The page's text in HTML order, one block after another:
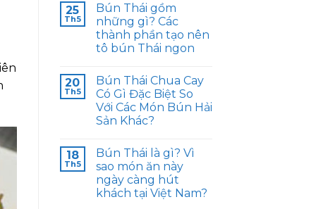
25
Th5
Bún Thái gồm
những gì? Các
thành phần tạo nên
tô bún Thái ngon
20
Th5
Bún Thái Chua Cay
Có Gì Đặc Biệt So
Với Các Món Bún Hải
Sản Khác?
18
Th5
Bún Thái là gì? Vì
sao món ăn này
ngày càng hút
khách tại Việt Nam?